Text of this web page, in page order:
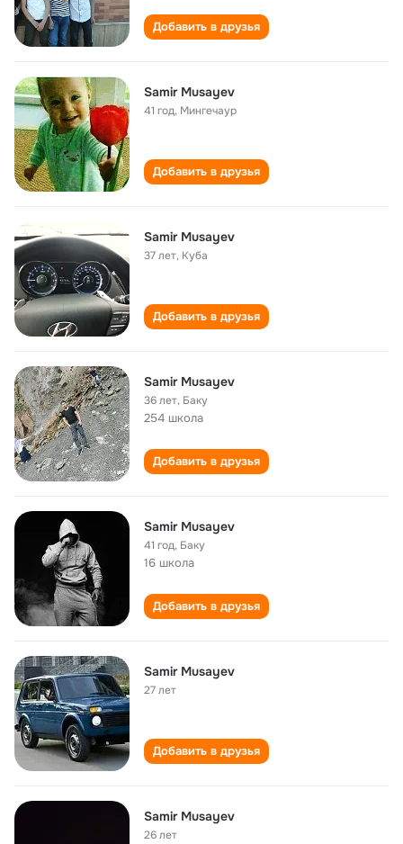
Добавить в друзья
Samir Musayev
41 год, Мингечаур
Добавить в друзья
Samir Musayev
37 лет, Куба
Добавить в друзья
Samir Musayev
36 лет, Баку
254 школа
Добавить в друзья
Samir Musayev
41 год, Баку
16 школа
Добавить в друзья
Samir Musayev
27 лет
Добавить в друзья
Samir Musayev
26 лет